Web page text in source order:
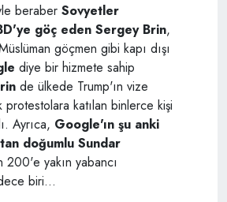
beraber Sovyetler
göç eden Sergey Brin,
göçmen gibi kapı dışı
diye bir hizmete sahip
de ülkede Trump'ın vize
protestolara katılan binlerce kişi
Ayrıca, Google'ın şu anki
doğumlu Sundar
200'e yakın yabancı
biri...